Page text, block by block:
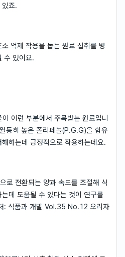
있죠.
억제 작용을 돕는 원료 섭취를 병
수 있어요.
이런 부분에서 주목받는 원료입니
등히 높은 폴리페놀(P.G.G)을 함유
하는데 긍정적으로 작용하는데요.
로 전환되는 양과 속도를 조절해 식
데 도움될 수 있다는 것이 연구를
: 식품과 개발 Vol.35 No.12 오리자